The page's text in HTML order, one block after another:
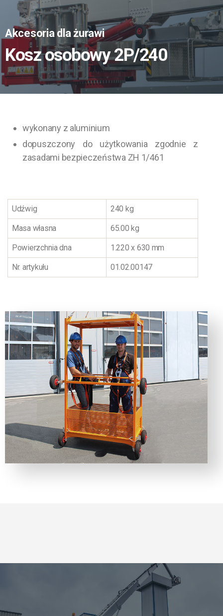
Akcesoria dla żurawi
Kosz osobowy 2P/240
wykonany z aluminium
dopuszczony do użytkowania zgodnie z
zasadami bezpieczeństwa ZH 1/461
Udźwig 240 kg
Masa własna 65.00 kg
Powierzchnia dna 1.220 x 630 mm
Nr. artykułu 01.02.00147